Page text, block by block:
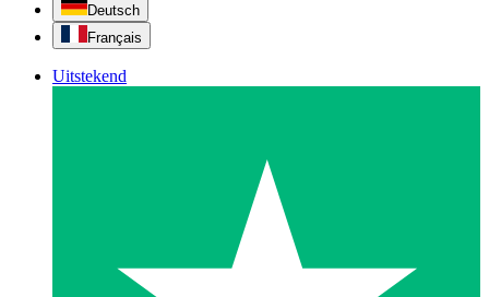
Deutsch
Français
Uitstekend